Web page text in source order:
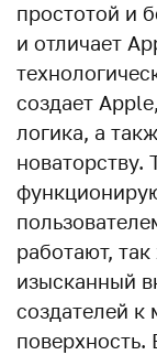
простотой и
и отличает
создает
логика, а
новаторству.
работают,
изысканный
создателей к
поверхность.